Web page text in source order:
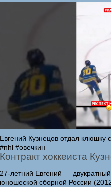
Евгений Кузнецов отдал клюшку
#nhl #овечкин
Контракт хоккеиста
27-летний Евгений —
юношеской сборной России